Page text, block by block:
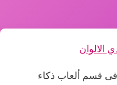
الالوان
فى قسم ألعاب ذكاء